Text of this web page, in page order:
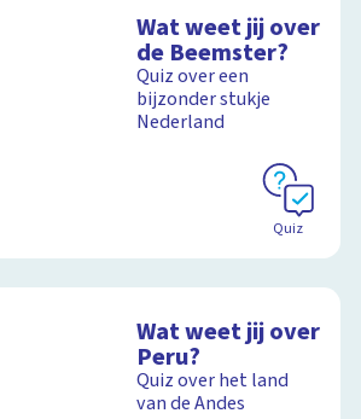
Wat weet jij over
de Beemster?
Quiz over een
bijzonder stukje
Nederland
Quiz
Wat weet jij over
Peru?
Quiz over het land
van de Andes